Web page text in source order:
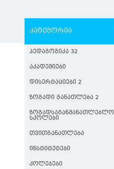
კატეგორია
ᲞᲔᲓᲐᲒᲝᲒᲘᲙᲐ 32
ᲐᲙᲐᲓᲔᲛᲘᲔᲑᲘ
ᲓᲘᲡᲔᲠᲢᲐᲪᲘᲔᲑᲘ 2
ᲖᲝᲒᲐᲓᲘ ᲒᲐᲜᲐᲗᲚᲔᲑᲐ 2
ᲖᲝᲒᲐᲓᲡᲐᲒᲐᲜᲛᲐᲜᲐᲗᲚᲔᲑᲚᲝ
ᲡᲙᲝᲚᲔᲑᲘ
ᲗᲕᲘᲗᲒᲐᲜᲐᲗᲚᲔᲑᲐ
ᲘᲜᲡᲢᲘᲢᲣᲢᲔᲑᲘ
ᲙᲝᲚᲔᲯᲔᲑᲘ